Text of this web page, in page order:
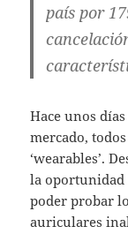
país por
Hace unos
mercado,
‘wearables’.
la oportunidad
poder probar
auriculares